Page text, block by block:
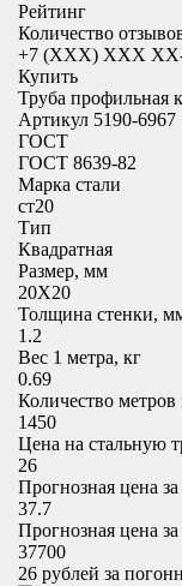
Рейтинг
Количество
+7 (XXX) ХХХ
Купить
Труба профильная
Артикул 5190-6967
ГОСТ
ГОСТ 8639-82
Марка стали
ст20
Тип
Квадратная
Размер, мм
20X20
Толщина стенки,
1.2
Вес 1 метра, кг
0.69
Количество метров
1450
Цена на стальную
26
Прогнозная цена за
37.7
Прогнозная цена
37700
26 рублей за